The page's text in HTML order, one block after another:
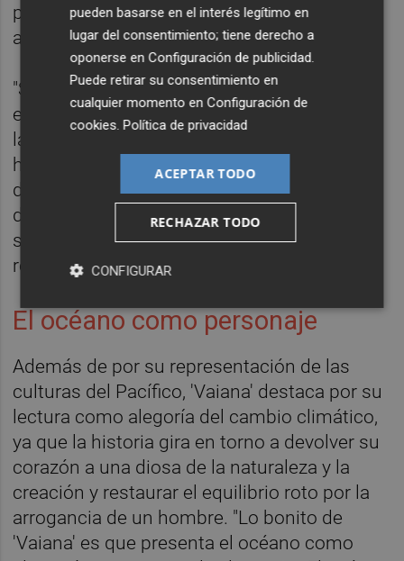
por lo bien recibida que fue la película de
animación.
"Sin duda, sentí mucha presión al meterme
en el papel de Vaiana porque quería hacerle
la justicia que se merecía, pero creo que
hemos aportado tantos aspectos nuevos y
detalles a la película que sentí que podía
dejar mi huella en el personaje y hacerla mía
sin comprometer lo que era originalmente",
revela la intérprete.
El océano como personaje
Además de por su representación de las
culturas del Pacífico, 'Vaiana' destaca por su
lectura como alegoría del cambio climático,
ya que la historia gira en torno a devolver su
corazón a una diosa de la naturaleza y la
creación y restaurar el equilibrio roto por la
arrogancia de un hombre. "Lo bonito de
'Vaiana' es que presenta el océano como
pueden basarse en el interés legítimo en
lugar del consentimiento; tiene derecho a
oponerse enConfiguración de publicidad
Puede retirar su consentimiento en
cualquier momento enConfiguración de
cookies .Política de privacidad
ACEPTAR TODO
RECHAZAR TODO
CONFIGURAR